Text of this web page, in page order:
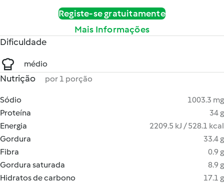
Registe-se gratuitamente
Mais Informações
Dificuldade
médio
Nutrição por 1 porção
Sódio
1003.3 mg
Proteína
34 g
Energia
2209.5 kJ / 528.1 kcal
Gordura
33.4 g
Fibra
0.9 g
Gordura saturada
8.9 g
Hidratos de carbono
17.1 g